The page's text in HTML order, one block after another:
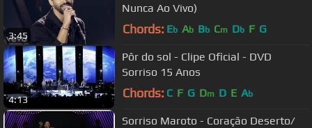
3:45
Nunca Ao Vivo)
Chords: Eb Ab Bb Cm Db F G
4:13
Pôr do sol - Clipe Oficial - DVD
Sorriso 15 Anos
Chords: C F G Dm D E Ab
Sorriso Maroto - Coração Deserto/